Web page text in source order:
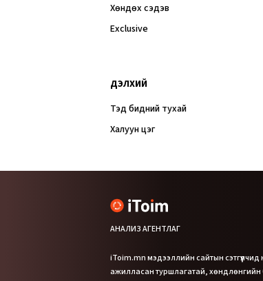
Хөндөх сэдэв
Exclusive
ДЭЛХИЙ
Тэд бидний тухай
Халуун цэг
АНАЛИЗ АГЕНТЛАГ
iToim.mn мэдээллийн сайтын сэтгүүлчид
ажилласан туршлагатай,